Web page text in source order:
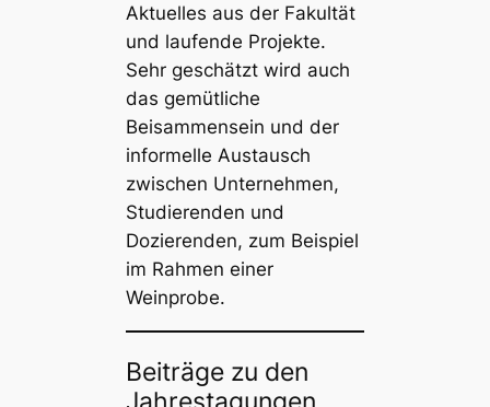
Aktuelles aus der Fakultät
und laufende Projekte.
Sehr geschätzt wird auch
das gemütliche
Beisammensein und der
informelle Austausch
zwischen Unternehmen,
Studierenden und
Dozierenden, zum Beispiel
im Rahmen einer
Weinprobe.
Beiträge zu den